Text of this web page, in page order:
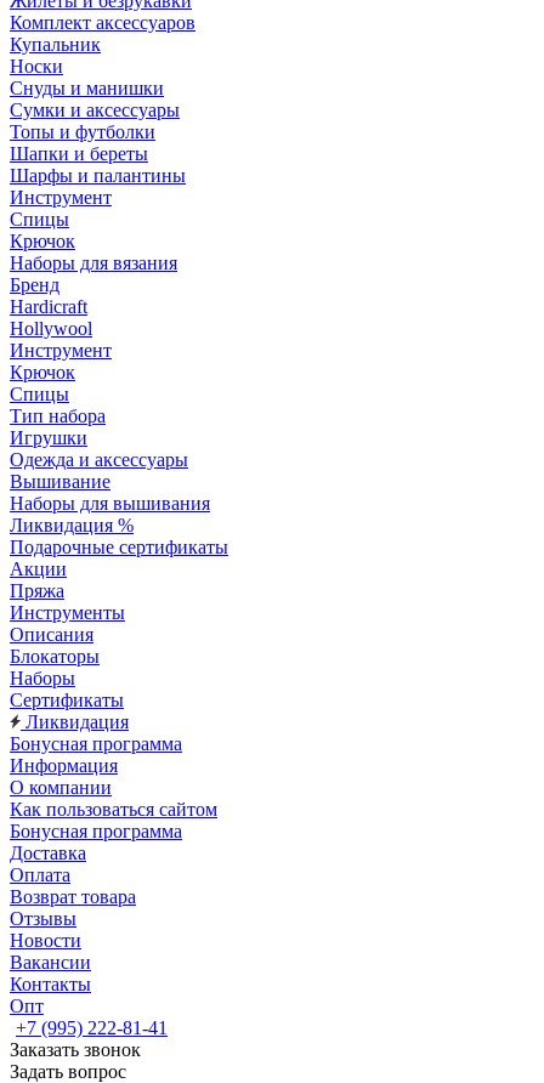
Комплект аксессуаров
Купальник
Носки
Снуды и манишки
Сумки и аксессуары
Топы и футболки
Шапки и береты
Шарфы и палантины
Инструмент
Спицы
Крючок
Наборы для вязания
Бренд
Hardicraft
Hollywool
Инструмент
Крючок
Спицы
Тип набора
Игрушки
Одежда и аксессуары
Вышивание
Наборы для вышивания
Ликвидация %
Подарочные сертификаты
Акции
Пряжа
Инструменты
Описания
Блокаторы
Наборы
Сертификаты
Ликвидация
Бонусная программа
Информация
О компании
Как пользоваться сайтом
Бонусная программа
Доставка
Оплата
Возврат товара
Отзывы
Новости
Вакансии
Контакты
Опт
+7 (995) 222-81-41
Заказать звонок
Задать вопрос